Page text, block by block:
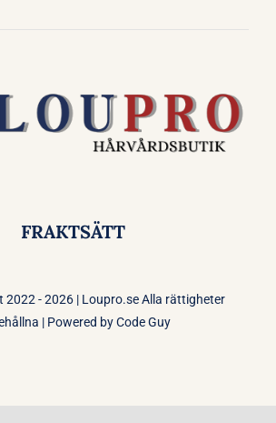
FRAKTSÄTT
- 2026 | Loupro.se Alla rättigheter
| Powered byCode Guy